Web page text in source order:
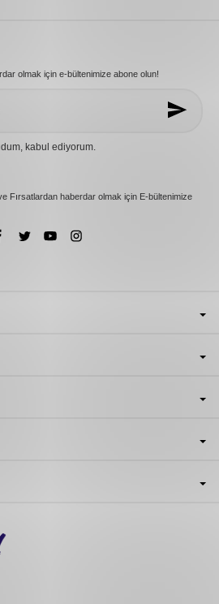
olmak için e-bültenimize abone olun!
kabul ediyorum.
Fırsatlardan haberdar olmak için E-bültenimize